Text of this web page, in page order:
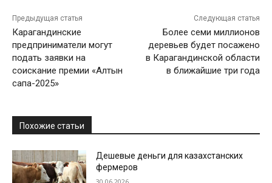
Предыдущая статья
Карагандинские
предприниматели могут
подать заявки на
соискание премии «Алтын
сапа-2025»
Следующая статья
Более семи миллионов
деревьев будет посажено
в Карагандинской области
в ближайшие три года
Похожие статьи
Дешевые деньги для казахстанских
фермеров